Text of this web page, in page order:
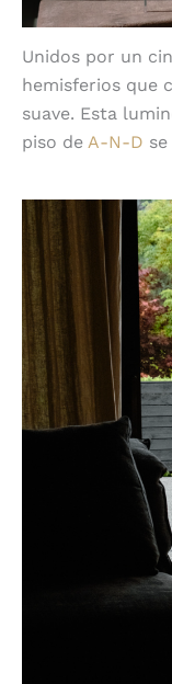
Unidos por un
hemisferios que
suave. Esta
piso de A-N-D